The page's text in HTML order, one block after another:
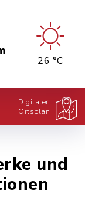
26 °C
Digitaler
Ortsplan
und